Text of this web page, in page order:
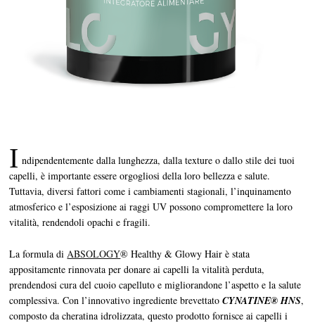
I ndipendentemente dalla lunghezza, dalla texture o dallo stile dei tuoi
capelli, è importante essere orgogliosi della loro bellezza e salute.
Tuttavia, diversi fattori come i cambiamenti stagionali, l’inquinamento
atmosferico e l’esposizione ai raggi UV possono compromettere la loro
vitalità, rendendoli opachi e fragili.
La formula di ABSOLOGY® Healthy & Glowy Hair è stata
appositamente rinnovata per donare ai capelli la vitalità perduta,
prendendosi cura del cuoio capelluto e migliorandone l’aspetto e la salute
complessiva. Con l’innovativo ingrediente brevettatoCYNATINE® HNS,
composto da cheratina idrolizzata, questo prodotto fornisce ai capelli i